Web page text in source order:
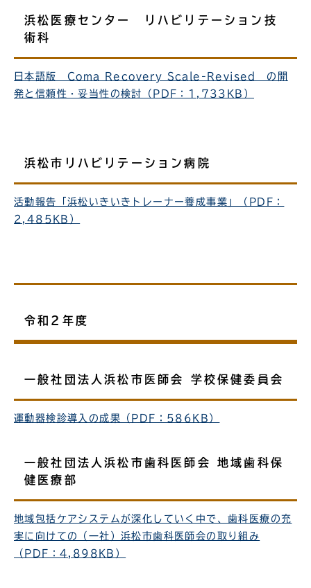
浜松医療センター リハビリテーション技
術科
日本語版 Coma Recovery Scale-Revised の開
発と信頼性・妥当性の検討（PDF：1,733KB）
浜松市リハビリテーション病院
活動報告「浜松いきいきトレーナー養成事業」（PDF：
2,485KB）
令和2年度
一般社団法人浜松市医師会 学校保健委員会
運動器検診導入の成果（PDF：586KB）
一般社団法人浜松市歯科医師会 地域歯科保
健医療部
地域包括ケアシステムが深化していく中で、歯科医療の充
実に向けての（一社）浜松市歯科医師会の取り組み
（PDF：4,898KB）